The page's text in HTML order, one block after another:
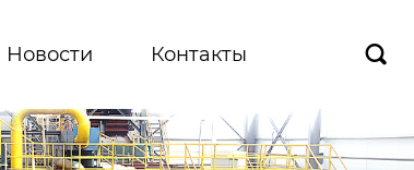
Новости Контакты 